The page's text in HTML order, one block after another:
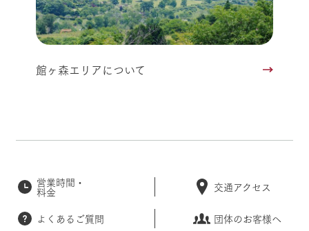
館ヶ森エリアについて
営業時間・
料金 交通アクセス
よくあるご質問
団体のお客様へ